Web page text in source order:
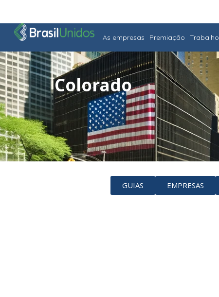
As empresas Premiação Trabalho
Colorado
GUIAS EMPRESAS